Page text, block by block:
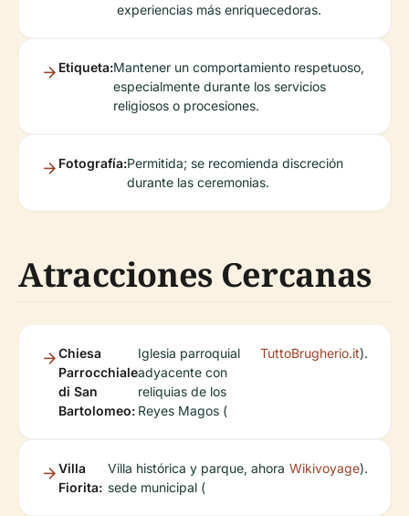
experiencias más enriquecedoras.
Etiqueta:Mantener un comportamiento respetuoso,
especialmente durante los servicios
religiosos o procesiones.
Fotografía:Permitida; se recomienda discreción
durante las ceremonias.
Atracciones Cercanas
Chiesa
Parrocchiale
di San
Bartolomeo:
Iglesia parroquial
adyacente con
reliquias de los
Reyes Magos (
TuttoBrugherio.it).
Villa
Fiorita:
Villa histórica y parque, ahora
sede municipal (
Wikivoyage).